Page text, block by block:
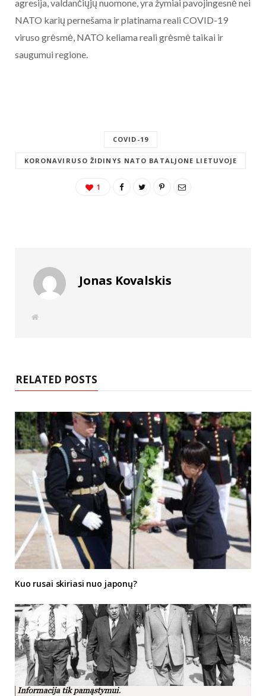
agresija, valdančiųjų nuomone, yra žymiai pavojingesnė nei
NATO karių pernešama ir platinama reali COVID-19
viruso grėsmė, NATO keliama reali grėsmė taikai ir
saugumui regione.
COVID-19
KORONAVIRUSO ŽIDINYS NATO BATALJONE LIETUVOJE
1
Jonas Kovalskis
W
RELATED POSTS
Kuo rusai skiriasi nuo japonų?